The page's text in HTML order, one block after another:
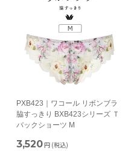
PXB423｜ワコール リボンブラ
脇すっきり BXB423シリーズ Ｔ
バックショーツ M
3,520円 (税込)